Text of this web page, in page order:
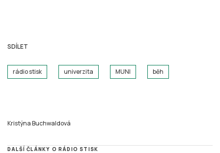
SDÍLET
rádio stisk univerzita MUNI běh
Kristýna Buchwaldová
DALŠÍ ČLÁNKY O RÁDIO STISK